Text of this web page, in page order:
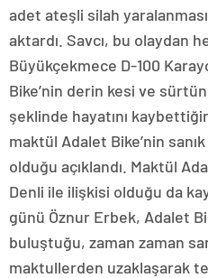
adet ateşli silah
aktardı. Savcı, bu olaydan
Büyükçekmece D-100
Bike’nin derin kesi ve
şeklinde hayatını
maktül Adalet Bike’nin
olduğu açıklandı. Maktül
Denli ile ilişkisi olduğu da
günü Öznur Erbek, Adalet
buluştuğu, zaman zaman
maktullerden uzaklaşarak